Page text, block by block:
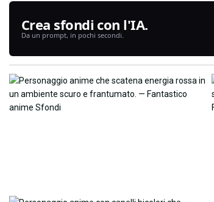
Crea sfondi con l'IA.
Da un prompt, in pochi secondi.